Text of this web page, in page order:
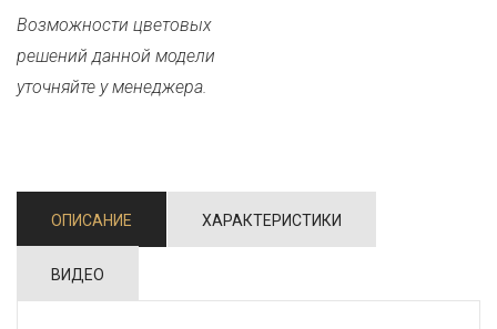
Возможности цветовых
решений данной модели
уточняйте у менеджера.
ОПИСАНИЕ ХАРАКТЕРИСТИКИ
ВИДЕО